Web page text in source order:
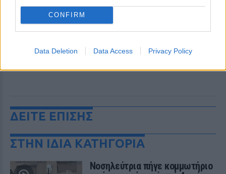
CONFIRM
Data Deletion Data Access Privacy Policy
ΔΕΙΤΕ ΕΠΙΣΗΣ
ΣΤΗΝ ΙΔΙΑ ΚΑΤΗΓΟΡΙΑ
Νοσηλεύτρια πήγε κομμωτήριο